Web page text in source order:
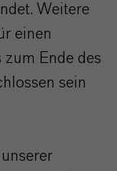
Weitere
einen
Ende des
sein